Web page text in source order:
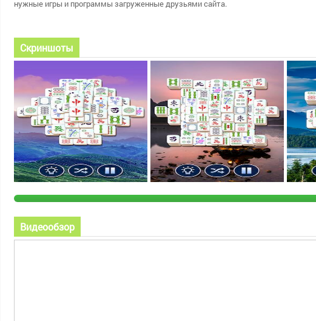
нужные игры и программы загруженные друзьями сайта.
Скриншоты
Видеообзор